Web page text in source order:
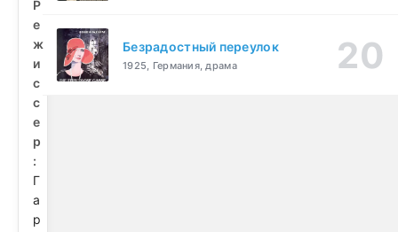
Р
е
ж
и
с
с
е
р
:
Г
а
р
Безрадостный переулок
1925, Германия, драма